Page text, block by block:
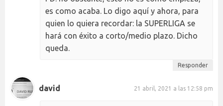
es como acaba. Lo digo aquí y ahora, para
quien lo quiera recordar: la SUPERLIGA se
hará con éxito a corto/medio plazo. Dicho
queda.
Responder
david 21 abril, 2021 a las 12:58 pm